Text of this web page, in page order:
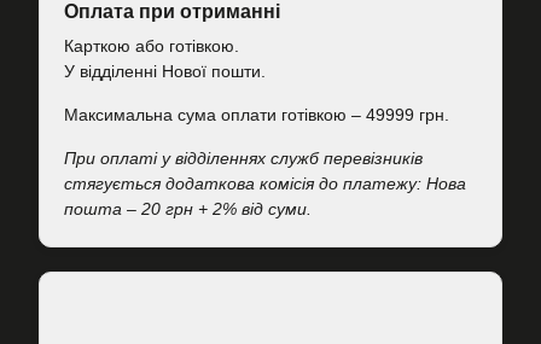
Оплата при отриманні
Карткою або готівкою.
У відділенні Нової пошти.
Максимальна сума оплати готівкою – 49999 грн.
При оплаті у відділеннях служб перевізників
стягується додаткова комісія до платежу: Нова
пошта – 20 грн + 2% від суми.